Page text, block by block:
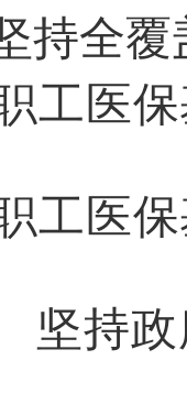
持全
职工医
职工医
坚持